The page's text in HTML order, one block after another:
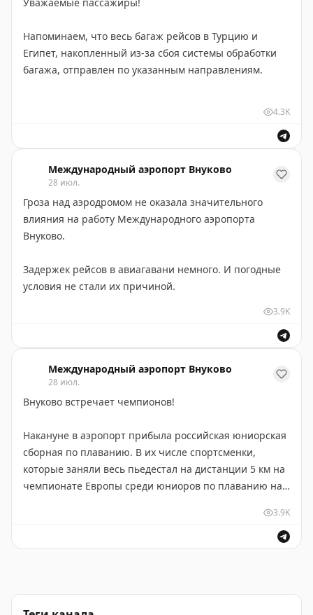
Внуковская, д. 2.
Уточнить информацию о программах и записаться на
Напоминаем, что весь багаж рейсов в Турцию и
Египет, накопленный из-за сбоя системы обработки
багажа, отправлен по указанным направлениям.
назначения занимает больше времени. Как отмечают
в Российском союзе туриндустрии, в разгар высокого
туристического сезона нагрузка на аэропорты Турции
существенно возрастает, что может влиять на
скорость обработки багажа местными службами.
Пассажирам рекомендуется отслеживать статус
розыска указывать актуальные контактные данные —
именно на них будут поступать уведомления от
аэропорта или авиакомпании о местонахождении и
массового характера подобных обращений. Но
жалобы есть.
извинения за доставленные неудобства!
4.3K
Международный аэропорт Внуково
28 июл.
Гроза над аэродромом не оказала значительного
влияния на работу Международного аэропорта
Внуково.
Задержек рейсов в авиагавани немного. И погодные
условия не стали их причиной.
3.9K
Международный аэропорт Внуково
28 июл.
Внуково встречает чемпионов!
Накануне в аэропорт прибыла российская юниорская
сборная по плаванию. В их числе спортсменки,
которые заняли весь пьедестал на дистанции 5 км на
чемпионате Европы среди юниоров по плаванию на
дисциплине среди юношей 14-15 лет россиянин взял
3.9K